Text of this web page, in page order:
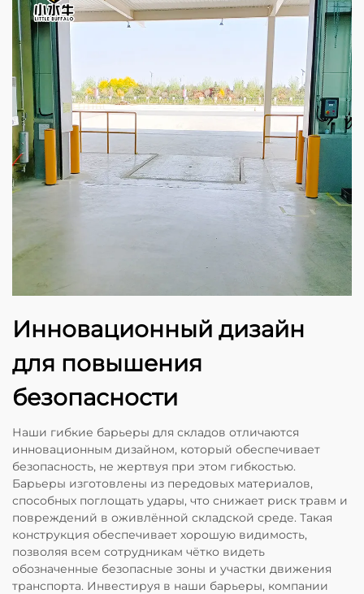
Инновационный дизайн
для повышения
безопасности
Наши гибкие барьеры для складов отличаются
инновационным дизайном, который обеспечивает
безопасность, не жертвуя при этом гибкостью.
Барьеры изготовлены из передовых материалов,
способных поглощать удары, что снижает риск травм и
повреждений в оживлённой складской среде. Такая
конструкция обеспечивает хорошую видимость,
позволяя всем сотрудникам чётко видеть
обозначенные безопасные зоны и участки движения
транспорта. Инвестируя в наши барьеры, компании